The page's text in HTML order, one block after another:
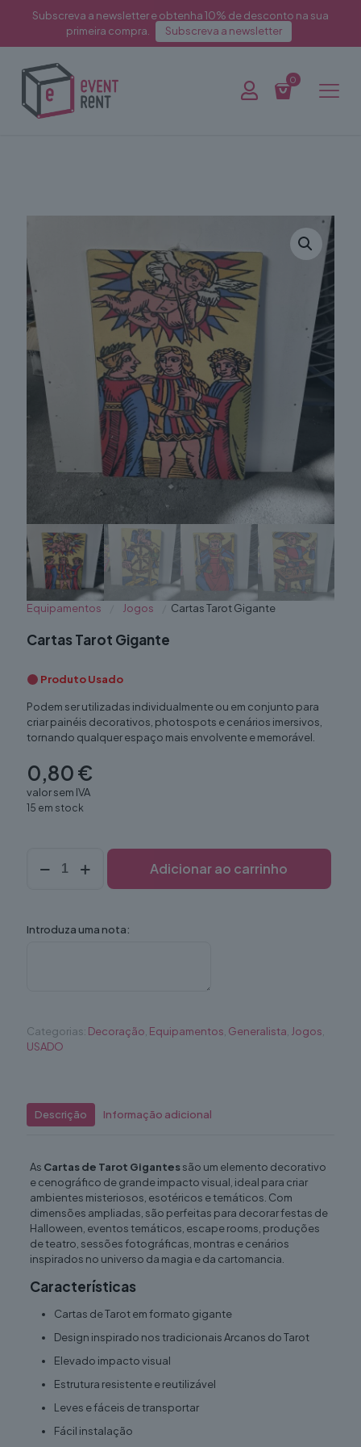
Subscreva a newsletter e obtenha 10% de desconto na sua
primeira compra.
Subscreva a newsletter
0
Equipamentos Jogos Cartas Tarot Gigante
Cartas Tarot Gigante
Produto Usado
Podem ser utilizadas individualmente ou em conjunto para
criar painéis decorativos, photospots e cenários imersivos,
tornando qualquer espaço mais envolvente e memorável.
0,80€
valor sem IVA
15 em stock
Adicionar ao carrinho
Introduza uma nota:
Categorias: Decoração, Equipamentos, Generalista, Jogos,
USADO
Descrição Informação adicional
As Cartas de Tarot Gigantessão um elemento decorativo
e cenográfico de grande impacto visual, ideal para criar
ambientes misteriosos, esotéricos e temáticos. Com
dimensões ampliadas, são perfeitas para decorar festas de
Halloween, eventos temáticos, escape rooms, produções
de teatro, sessões fotográficas, montras e cenários
inspirados no universo da magia e da cartomancia.
Características
Cartas de Tarot em formato gigante
Design inspirado nos tradicionais Arcanos do Tarot
Elevado impacto visual
Estrutura resistente e reutilizável
Leves e fáceis de transportar
Fácil instalação